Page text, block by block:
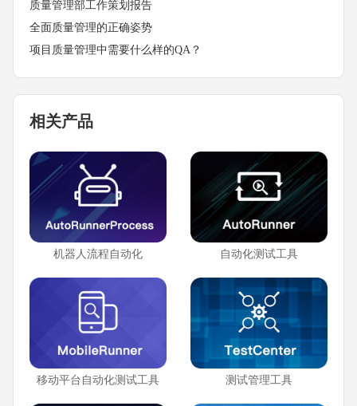
质量管理部工作策划报告
全面质量管理的正确姿势
项目质量管理中需要什么样的QA？
相关产品
机器人流程自动化 自动化测试工具
移动平台自动化测试工具 测试管理工具